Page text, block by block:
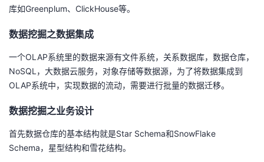
堂
我
的
我
证实的
我
的
技
持
我
的
建
库如Greenplum、 ClickHouse等。
数据挖掘之数据集成
一个OLAP系统里的数据来源有文件系统，关系数据库，数据仓库，
NoSQL ，大数据云服务，对象存储等数据源，为了将数据集成到
OLAP系统中，实现数据的流动，需要进行批量的数据迁移。
数据挖掘之业务设计
首先数据仓库的基本结构就是Star Schema和SnowFlake
Schema，星型结构和雪花结构。